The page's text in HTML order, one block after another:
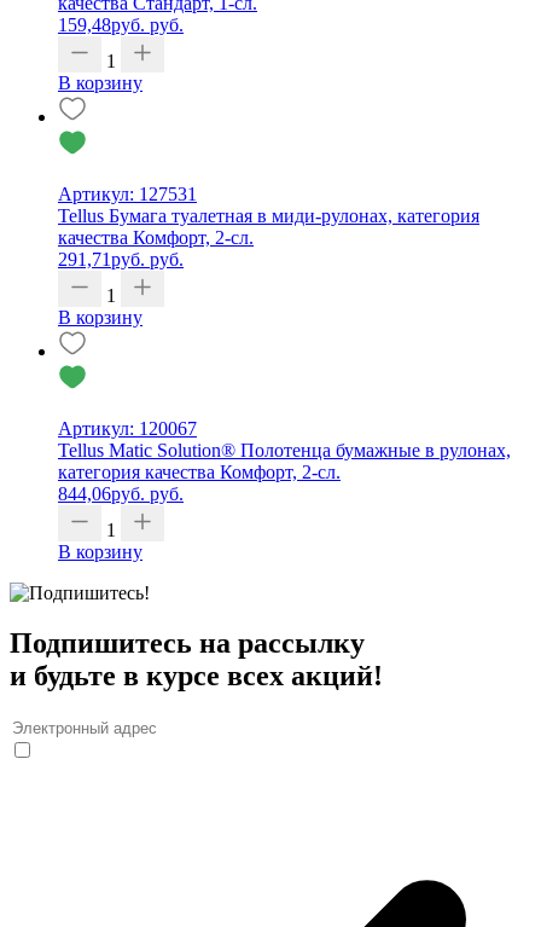
159,48руб. руб.
1
В корзину
Артикул: 127531
Tellus Бумага туалетная в миди-рулонах, категория
качества Комфорт, 2-сл.
291,71руб. руб.
1
В корзину
Артикул: 120067
Tellus Matic Solution® Полотенца бумажные в рулонах,
категория качества Комфорт, 2-сл.
844,06руб. руб.
1
В корзину
Подпишитесь на рассылку
и будьте в курсе всех акций!